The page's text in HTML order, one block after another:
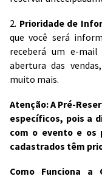
2. Prioridade de
que você será
receberá um e-
abertura das
muito mais.
Atenção: A Pré-
específicos, pois a
com o evento e os
cadastrados têm
Como Funciona a